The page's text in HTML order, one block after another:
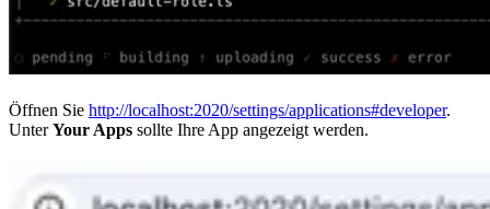
Öffnen Sie http://localhost:2020/settings/applications#developer.
UnterYour Apps sollte Ihre App angezeigt werden.